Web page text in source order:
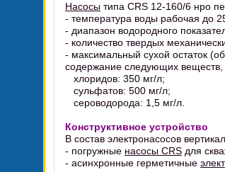
Насосы типа CRS 12-160/6 нро
- температура воды рабочая до
- диапазон водородного
- количество твердых
- максимальный сухой остаток
содержание следующих веществ,
хлоридов: 350 мг/л;
сульфатов: 500 мг/л;
сероводорода: 1,5 мг/л.
Конструктивное устройство
В состав электронасосов
- погружные насосы CRS для
- асинхронные герметичные